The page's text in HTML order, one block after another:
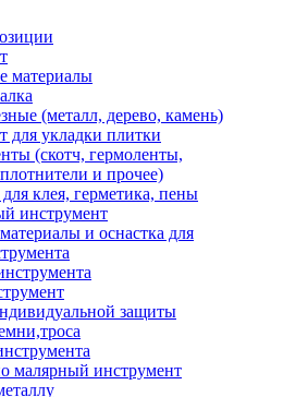
материалы
(металл, дерево, камень)
для укладки плитки
(скотч, гермоленты,
и прочее)
клея, герметика, пены
инструмент
и оснастка для
защиты
малярный инструмент